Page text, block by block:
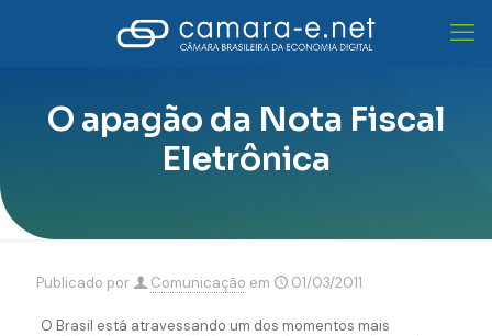
O apagão da Nota Fiscal
Eletrônica
Publicado por Comunicação em 01/03/2011
O Brasil está atravessando um dos momentos mais